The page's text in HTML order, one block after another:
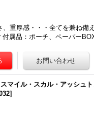
、重厚感・・・全てを兼ね備
属品：ポーチ、ペーパー
マイル・スカル・アッシ
]